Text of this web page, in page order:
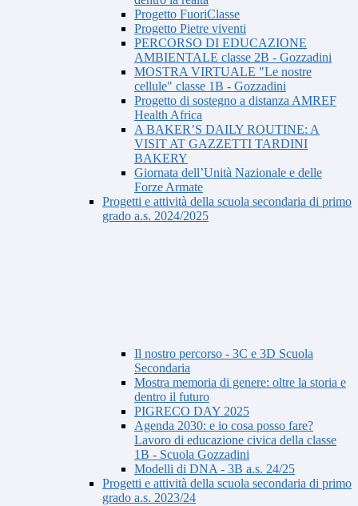
Progetto FuoriClasse
Progetto Pietre viventi
PERCORSO DI EDUCAZIONE
AMBIENTALE classe 2B - Gozzadini
MOSTRA VIRTUALE "Le nostre
cellule" classe 1B - Gozzadini
Progetto di sostegno a distanza AMREF
Health Africa
A BAKER’S DAILY ROUTINE: A
VISIT AT GAZZETTI TARDINI
BAKERY
Giornata dell’Unità Nazionale e delle
Forze Armate
Progetti e attività della scuola secondaria di primo
grado a.s. 2024/2025
Il nostro percorso - 3C e 3D Scuola
Secondaria
Mostra memoria di genere: oltre la storia e
dentro il futuro
PIGRECO DAY 2025
Agenda 2030: e io cosa posso fare?
Lavoro di educazione civica della classe
1B - Scuola Gozzadini
Modelli di DNA - 3B a.s. 24/25
Progetti e attività della scuola secondaria di primo
grado a.s. 2023/24